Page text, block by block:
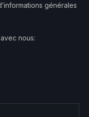
générales
nous: